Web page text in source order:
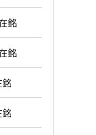
銘
銘